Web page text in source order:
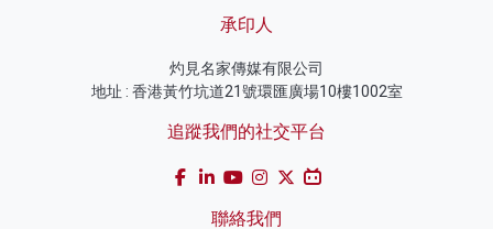
承印人
灼見名家傳媒有限公司
地址 : 香港黃竹坑道21號環匯廣場10樓1002室
追蹤我們的社交平台
聯絡我們